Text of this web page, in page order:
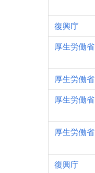
復興庁
厚生労働省
厚生労働省
厚生労働省
厚生労働省
復興庁